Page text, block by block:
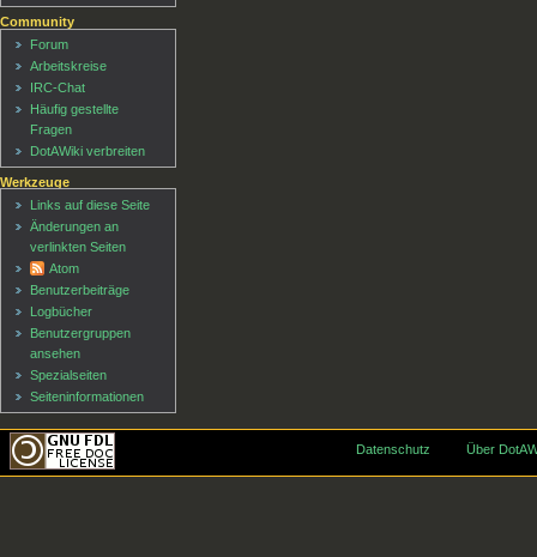
Community
Forum
Arbeitskreise
IRC-Chat
Häufig gestellte
Fragen
DotAWiki verbreiten
Werkzeuge
Links auf diese Seite
Änderungen an
verlinkten Seiten
Atom
Benutzerbeiträge
Logbücher
Benutzergruppen
ansehen
Spezialseiten
Seiten­informationen
Datenschutz Über